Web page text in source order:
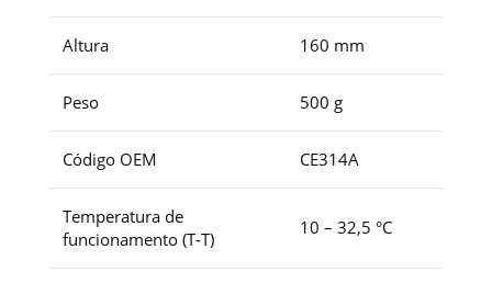
Altura 160 mm
Peso 500 g
Código OEM CE314A
Temperatura de
funcionamento (T-T)
10 – 32,5 °C